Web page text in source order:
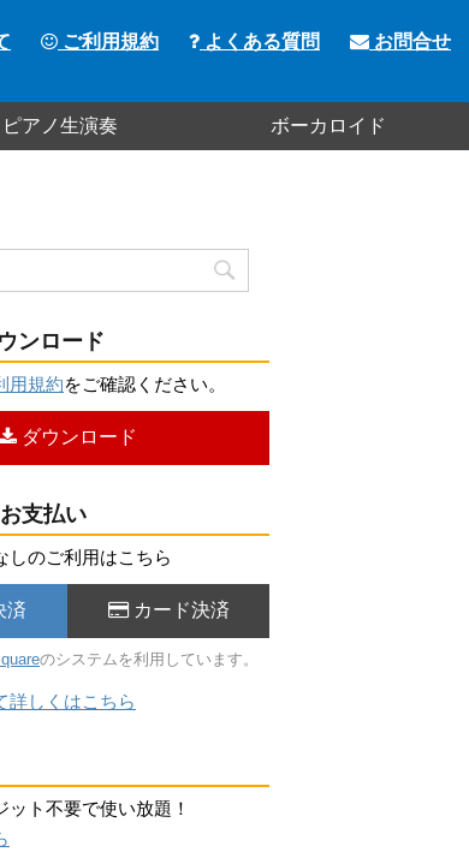
ピアノ生演奏 ボーカロイド
ご利用規約 よくある質問 お問合せ
ンロード
用規約をご確認ください。
ダウンロード
支払い
しのご利用はこちら
済 カード決済
のシステムを利用しています。
詳しくはこちら
ット不要で使い放題！